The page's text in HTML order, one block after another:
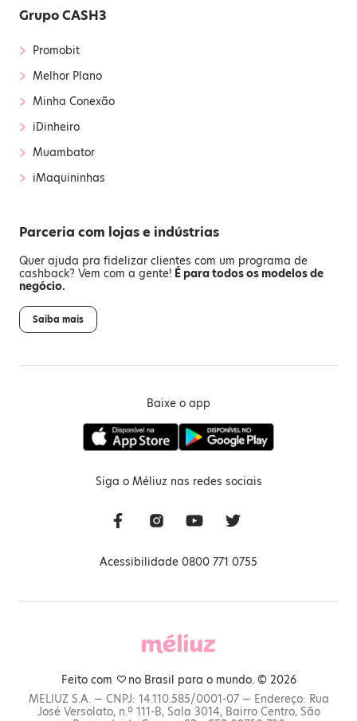
Grupo CASH3
› Promobit
› Melhor Plano
› Minha Conexão
› iDinheiro
› Muambator
› iMaquininhas
Parceria com lojas e indústrias
Quer ajuda pra fidelizar clientes com um programa de
cashback? Vem com a gente! É para todos os modelos de
negócio.
Saiba mais
Baixe o app
Siga o Méliuz nas redes sociais
Acessibilidade 0800 771 0755
Feito com
no Brasil para o mundo. © 2026
MELIUZ S.A. — CNPJ: 14.110.585/0001-07 — Endereço: Rua
José Versolato, n.º 111-B, Sala 3014, Bairro Centro, São